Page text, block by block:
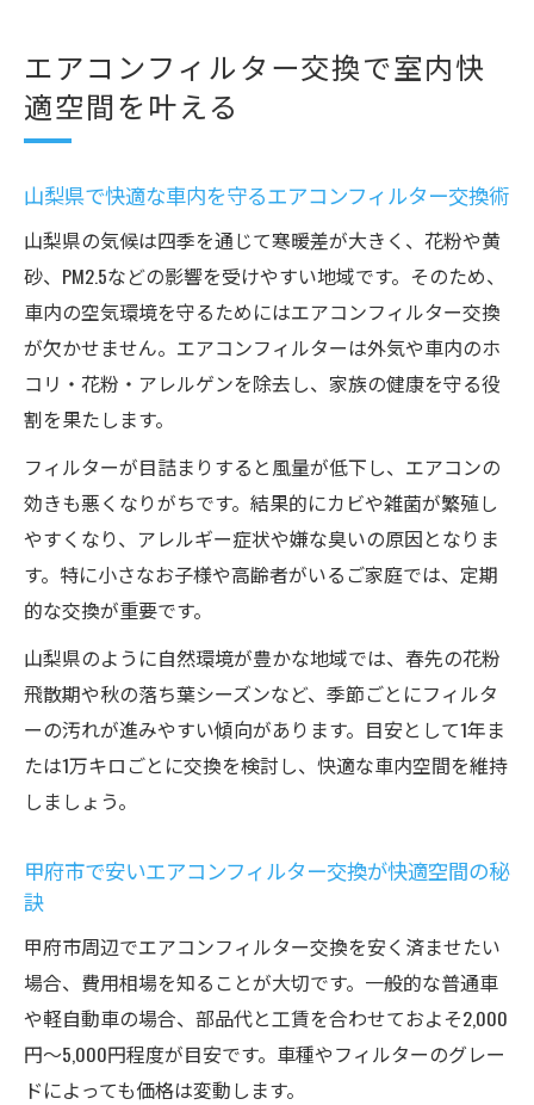
ルター交換法
昭和町で安心整備！車内空気を守る交換タ
イミング
イント
自分でできるフィルター交換のコツとタイミン
グ
車のエアコンフィルター交換を自分で行う
手順とコツ
軽自動車のフィルター交換時期とセルフ交
換のポイント
ハイブリッド車でも簡単！自分で交換する
方法と注意点
エアコンフィルター交換やり方とおすすめ
タイミング解説
失敗しない自分でできるエアコンフィルタ
ーの選び方
快適な車内環境を守る交換頻度と費用相場
エアコンフィルター交換頻度の目安と最適
なタイミング
交換費用の相場と安い方法を山梨県で探す
コツ
甲府市・甲斐市で得する交換費用と頻度の
考え方
車種別に知っておきたいエアコンフィルタ
ー交換時期
エアコンフィルター交換で室内快
適空間を叶える
山梨県で快適な車内を守るエアコンフィルター交換術
山梨県の気候は四季を通じて寒暖差が大きく、花粉や黄
砂、PM2.5などの影響を受けやすい地域です。そのため、
車内の空気環境を守るためにはエアコンフィルター交換
が欠かせません。エアコンフィルターは外気や車内のホ
コリ・花粉・アレルゲンを除去し、家族の健康を守る役
割を果たします。
フィルターが目詰まりすると風量が低下し、エアコンの
効きも悪くなりがちです。結果的にカビや雑菌が繁殖し
やすくなり、アレルギー症状や嫌な臭いの原因となりま
す。特に小さなお子様や高齢者がいるご家庭では、定期
的な交換が重要です。
山梨県のように自然環境が豊かな地域では、春先の花粉
飛散期や秋の落ち葉シーズンなど、季節ごとにフィルタ
ーの汚れが進みやすい傾向があります。目安として1年ま
たは1万キロごとに交換を検討し、快適な車内空間を維持
しましょう。
甲府市で安いエアコンフィルター交換が快適空間の秘
訣
甲府市周辺でエアコンフィルター交換を安く済ませたい
場合、費用相場を知ることが大切です。一般的な普通車
や軽自動車の場合、部品代と工賃を合わせておよそ2,000
円〜5,000円程度が目安です。車種やフィルターのグレー
ドによっても価格は変動します。